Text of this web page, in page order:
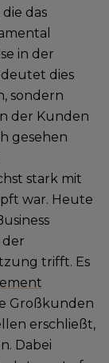
das
in der
dies
sondern
der Kunden
gesehen
stark mit
war. Heute
der
trifft. Es
Großkunden
erschließt,
Dabei